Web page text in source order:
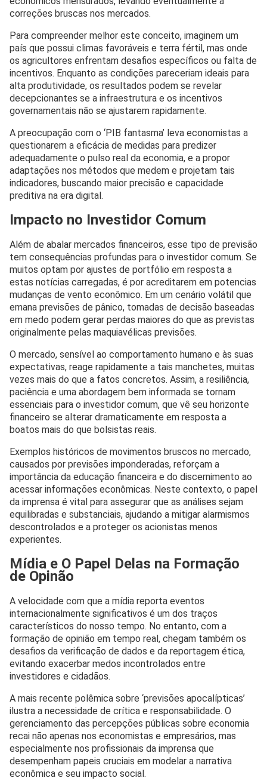
correções bruscas nos mercados.
Para compreender melhor este conceito, imaginem um
país que possui climas favoráveis e terra fértil, mas onde
os agricultores enfrentam desafios específicos ou falta de
incentivos. Enquanto as condições pareceriam ideais para
alta produtividade, os resultados podem se revelar
decepcionantes se a infraestrutura e os incentivos
governamentais não se ajustarem rapidamente.
A preocupação com o ‘PIB fantasma’ leva economistas a
questionarem a eficácia de medidas para predizer
adequadamente o pulso real da economia, e a propor
adaptações nos métodos que medem e projetam tais
indicadores, buscando maior precisão e capacidade
preditiva na era digital.
Impacto no Investidor Comum
Além de abalar mercados financeiros, esse tipo de previsão
tem consequências profundas para o investidor comum. Se
muitos optam por ajustes de portfólio em resposta a
estas notícias carregadas, é por acreditarem em potencias
mudanças de vento econômico. Em um cenário volátil que
emana previsões de pânico, tomadas de decisão baseadas
em medo podem gerar perdas maiores do que as previstas
originalmente pelas maquiavélicas previsões.
O mercado, sensível ao comportamento humano e às suas
expectativas, reage rapidamente a tais manchetes, muitas
vezes mais do que a fatos concretos. Assim, a resiliência,
paciência e uma abordagem bem informada se tornam
essenciais para o investidor comum, que vê seu horizonte
financeiro se alterar dramaticamente em resposta a
boatos mais do que bolsistas reais.
Exemplos históricos de movimentos bruscos no mercado,
causados por previsões imponderadas, reforçam a
importância da educação financeira e do discernimento ao
acessar informações econômicas. Neste contexto, o papel
da imprensa é vital para assegurar que as análises sejam
equilibradas e substanciais, ajudando a mitigar alarmismos
descontrolados e a proteger os acionistas menos
experientes.
Mídia e O Papel Delas na Formação
de Opinão
A velocidade com que a mídia reporta eventos
internacionalmente significativos é um dos traços
característicos do nosso tempo. No entanto, com a
formação de opinião em tempo real, chegam também os
desafios da verificação de dados e da reportagem ética,
evitando exacerbar medos incontrolados entre
investidores e cidadãos.
A mais recente polêmica sobre ‘previsões apocalípticas’
ilustra a necessidade de crítica e responsabilidade. O
gerenciamento das percepções públicas sobre economia
recai não apenas nos economistas e empresários, mas
especialmente nos profissionais da imprensa que
desempenham papeis cruciais em modelar a narrativa
econômica e seu impacto social.